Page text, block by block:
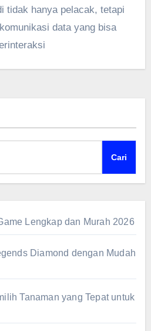
tidak hanya pelacak, tetapi
data yang bisa
Cari
Lengkap dan Murah 2026
Diamond dengan Mudah
Tanaman yang Tepat untuk